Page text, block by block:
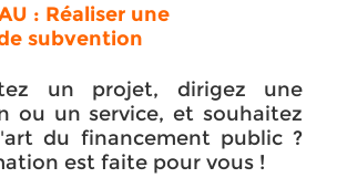
: Réaliser une
subvention
un projet, dirigez une
ou un service, et souhaitez
du financement public ?
est faite pour vous !